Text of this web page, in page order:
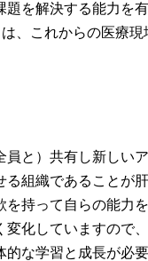
を解決する能力を
、これからの医療
と）共有し新しい
組織であることが
持って自らの能力
化していますので
な学習と成長が必要